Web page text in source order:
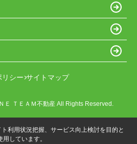
リシー サイトマップ
Ｅ ＴＥＡＭ不動産 All Rights Reserved.
利用状況把握、サービス向上検討を目的と
しています。